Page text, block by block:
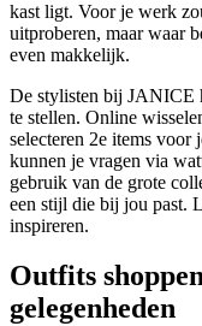
kast ligt. Voor je werk
uitproberen, maar waar
even makkelijk.
De stylisten bij JANICE
te stellen. Online
selecteren 2e items
kunnen je vragen via
gebruik van de grote
een stijl die bij jou past.
inspireren.
Outfits
gelegenheden